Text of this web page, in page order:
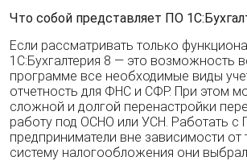
Что собой представляет ПО
Если рассматривать только
1С:Бухгалтерия 8 — это возможность
программе все необходимые виды
отчетность для ФНС и СФР. При этом
сложной и долгой перенастройки
работу под ОСНО или УСН. Работать с
предприниматели вне зависимости от
систему налогообложения они